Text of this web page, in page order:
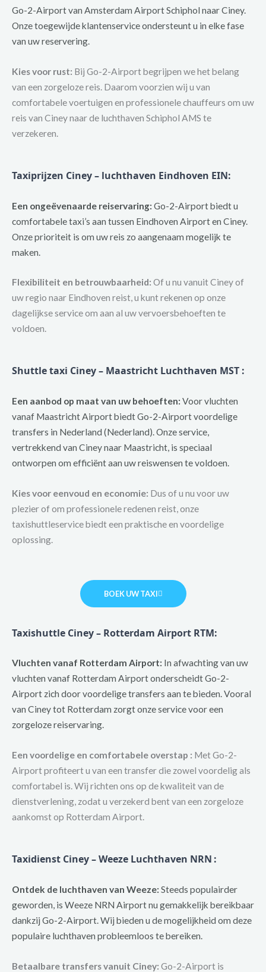
Go-2-Airport van Amsterdam Airport Schiphol naar Ciney.
Onze toegewijde klantenservice ondersteunt u in elke fase
van uw reservering.
Kies voor rust: Bij Go-2-Airport begrijpen we het belang
van een zorgeloze reis. Daarom voorzien wij u van
comfortabele voertuigen en professionele chauffeurs om uw
reis van Ciney naar de luchthaven Schiphol AMS te
verzekeren.
Taxiprijzen Ciney – luchthaven Eindhoven EIN:
Een ongeëvenaarde reiservaring: Go-2-Airport biedt u
comfortabele taxi’s aan tussen Eindhoven Airport en Ciney.
Onze prioriteit is om uw reis zo aangenaam mogelijk te
maken.
Flexibiliteit en betrouwbaarheid: Of u nu vanuit Ciney of
uw regio naar Eindhoven reist, u kunt rekenen op onze
dagelijkse service om aan al uw vervoersbehoeften te
voldoen.
Shuttle taxi Ciney – Maastricht Luchthaven MST :
Een aanbod op maat van uw behoeften: Voor vluchten
vanaf Maastricht Airport biedt Go-2-Airport voordelige
transfers in Nederland (Nederland). Onze service,
vertrekkend van Ciney naar Maastricht, is speciaal
ontworpen om efficiënt aan uw reiswensen te voldoen.
Kies voor eenvoud en economie: Dus of u nu voor uw
plezier of om professionele redenen reist, onze
taxishuttleservice biedt een praktische en voordelige
oplossing.
BOEK UW TAXI
Taxishuttle Ciney – Rotterdam Airport RTM:
Vluchten vanaf Rotterdam Airport: In afwachting van uw
vluchten vanaf Rotterdam Airport onderscheidt Go-2-
Airport zich door voordelige transfers aan te bieden. Vooral
van Ciney tot Rotterdam zorgt onze service voor een
zorgeloze reiservaring.
Een voordelige en comfortabele overstap : Met Go-2-
Airport profiteert u van een transfer die zowel voordelig als
comfortabel is. Wij richten ons op de kwaliteit van de
dienstverlening, zodat u verzekerd bent van een zorgeloze
aankomst op Rotterdam Airport.
Taxidienst Ciney – Weeze Luchthaven NRN :
Ontdek de luchthaven van Weeze: Steeds populairder
geworden, is Weeze NRN Airport nu gemakkelijk bereikbaar
dankzij Go-2-Airport. Wij bieden u de mogelijkheid om deze
populaire luchthaven probleemloos te bereiken.
Betaalbare transfers vanuit Ciney: Go-2-Airport is